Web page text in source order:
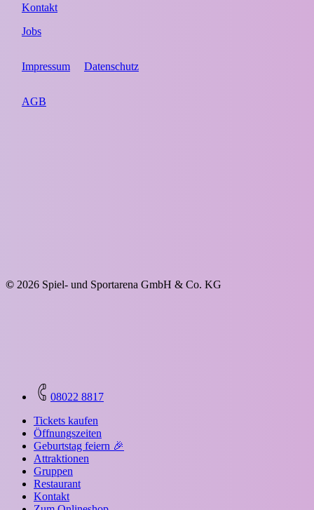
Kontakt
Jobs
Impressum Datenschutz
AGB
© 2026 Spiel- und Sportarena GmbH & Co. KG
Menu
08022 8817
Tickets kaufen
Öffnungszeiten
Geburtstag feiern 🎉
Attraktionen
Gruppen
Restaurant
Kontakt